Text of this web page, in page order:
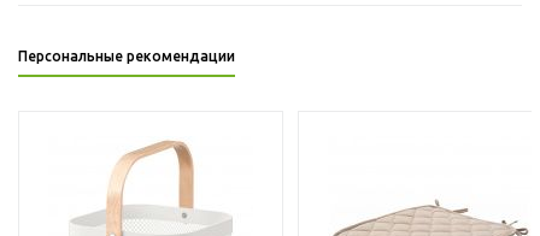
Персональные рекомендации